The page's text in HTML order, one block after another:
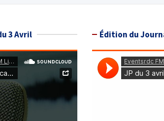
3 Avril Édition du